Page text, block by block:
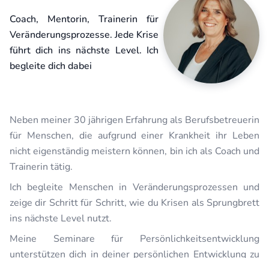
Coach, Mentorin, Trainerin für
Veränderungsprozesse. Jede Krise
führt dich ins nächste Level. Ich
begleite dich dabei
Neben meiner 30 jährigen Erfahrung als Berufsbetreuerin
für Menschen, die aufgrund einer Krankheit ihr Leben
nicht eigenständig meistern können, bin ich als Coach und
Trainerin tätig.
Ich begleite Menschen in Veränderungsprozessen und
zeige dir Schritt für Schritt, wie du Krisen als Sprungbrett
ins nächste Level nutzt.
Meine Seminare für Persönlichkeitsentwicklung
unterstützen dich in deiner persönlichen Entwicklung zu